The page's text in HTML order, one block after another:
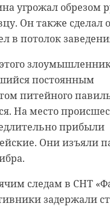
угрожал обрезом
Он также сделал
в потолок
постоянным
питейного
На место
прибыли
Они изъяли
следам в СНТ
задержали